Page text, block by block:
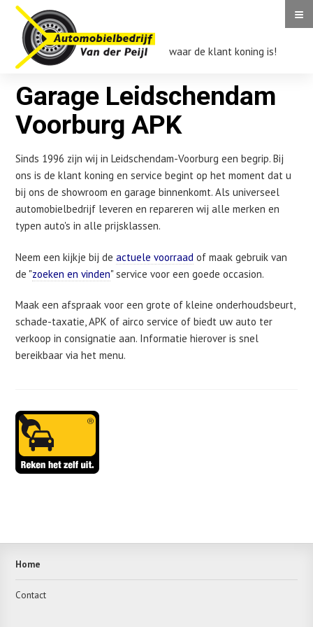
Garage
Leidschendam
Voorburg
APK
Van
der
Peijl
≡
waar de klant koning is!
Garage Leidschendam
Voorburg APK
Garage
Leidschendam
Voorburg
APK
Garage
Leidschendam
Voorburg
APK
Sinds 1996 zijn wij in Leidschendam-Voorburg een begrip. Bij
ons is de klant koning en service begint op het moment dat u
bij ons de showroom en garage binnenkomt. Als universeel
automobielbedrijf leveren en repareren wij alle merken en
typen auto's in alle prijsklassen.
Neem een kijkje bij deactuele voorraad of maak gebruik van
de "zoeken en vinden" service voor een goede occasion.
Maak een afspraak voor een grote of kleine onderhoudsbeurt,
schade-taxatie, APK of airco service of biedt uw auto ter
verkoop in consignatie aan. Informatie hierover is snel
bereikbaar via het menu.
Sidebar
main
Hoofdmenu
Garage
Leidschendam
Voorburg
APK
Footer
menu
Home
Contact